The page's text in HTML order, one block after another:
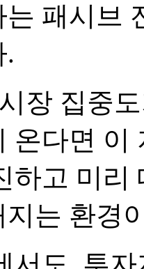
패시브
.
장 집중
온다면 이
하고 미리
지는 환경